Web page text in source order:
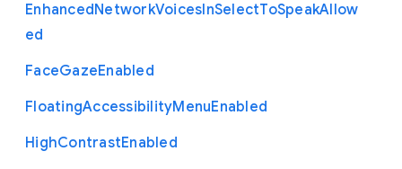
EnhancedNetworkVoicesInSelectToSpeakAllow
ed
FaceGazeEnabled
FloatingAccessibilityMenuEnabled
HighContrastEnabled